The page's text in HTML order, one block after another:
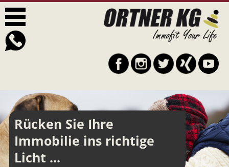
Rücken Sie Ihre
Immobilie ins richtige
Licht ...